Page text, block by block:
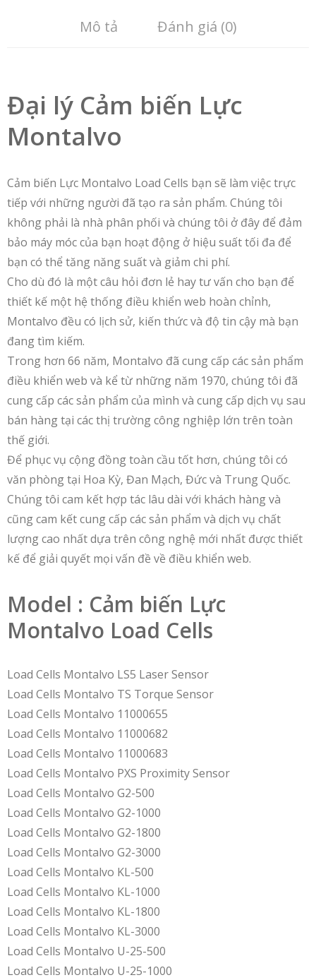
Mô tả Đánh giá (0)
Đại lý Cảm biến Lực
Montalvo
Cảm biến Lực Montalvo Load Cells bạn sẽ làm việc trực
tiếp với những người đã tạo ra sản phẩm. Chúng tôi
không phải là nhà phân phối và chúng tôi ở đây để đảm
bảo máy móc của bạn hoạt động ở hiệu suất tối đa để
bạn có thể tăng năng suất và giảm chi phí.
Cho dù đó là một câu hỏi đơn lẻ hay tư vấn cho bạn để
thiết kế một hệ thống điều khiển web hoàn chỉnh,
Montalvo đều có lịch sử, kiến ​​thức và độ tin cậy mà bạn
đang tìm kiếm.
Trong hơn 66 năm, Montalvo đã cung cấp các sản phẩm
điều khiển web và kể từ những năm 1970, chúng tôi đã
cung cấp các sản phẩm của mình và cung cấp dịch vụ sau
bán hàng tại các thị trường công nghiệp lớn trên toàn
thế giới.
Để phục vụ cộng đồng toàn cầu tốt hơn, chúng tôi có
văn phòng tại Hoa Kỳ, Đan Mạch, Đức và Trung Quốc.
Chúng tôi cam kết hợp tác lâu dài với khách hàng và
cũng cam kết cung cấp các sản phẩm và dịch vụ chất
lượng cao nhất dựa trên công nghệ mới nhất được thiết
kế để giải quyết mọi vấn đề về điều khiển web.
Model : Cảm biến Lực
Montalvo Load Cells
Load Cells Montalvo LS5 Laser Sensor
Load Cells Montalvo TS Torque Sensor
Load Cells Montalvo 11000655
Load Cells Montalvo 11000682
Load Cells Montalvo 11000683
Load Cells Montalvo PXS Proximity Sensor
Load Cells Montalvo G2-500
Load Cells Montalvo G2-1000
Load Cells Montalvo G2-1800
Load Cells Montalvo G2-3000
Load Cells Montalvo KL-500
Load Cells Montalvo KL-1000
Load Cells Montalvo KL-1800
Load Cells Montalvo KL-3000
Load Cells Montalvo U-25-500
Load Cells Montalvo U-25-1000